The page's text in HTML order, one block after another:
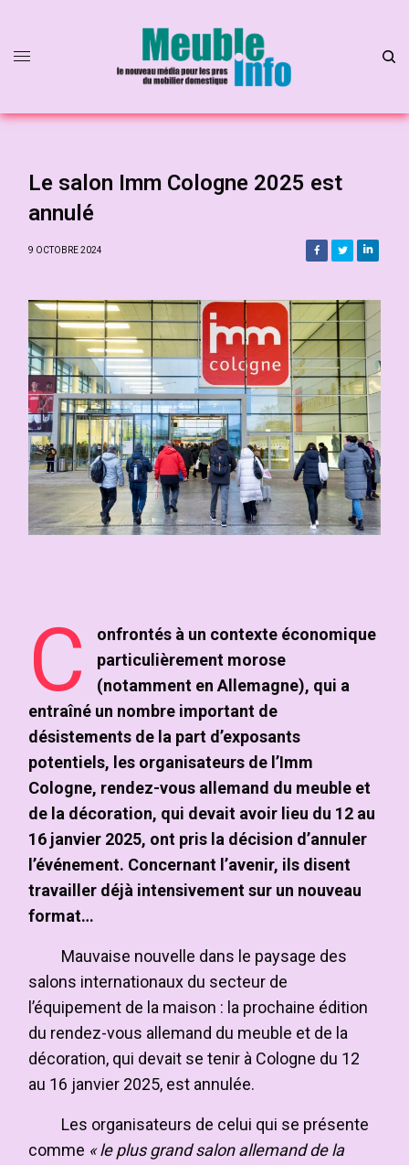
Le salon Imm Cologne 2025 est
annulé
9 OCTOBRE 2024
C
onfrontés à un contexte économique
particulièrement morose
(notamment en Allemagne), qui a
entraîné un nombre important de
désistements de la part d’exposants
potentiels, les organisateurs de l’Imm
Cologne, rendez-vous allemand du meuble et
de la décoration, qui devait avoir lieu du 12 au
16 janvier 2025, ont pris la décision d’annuler
l’événement. Concernant l’avenir, ils disent
travailler déjà intensivement sur un nouveau
format…
Mauvaise nouvelle dans le paysage des
salons internationaux du secteur de
l’équipement de la maison : la prochaine édition
du rendez-vous allemand du meuble et de la
décoration, qui devait se tenir à Cologne du 12
au 16 janvier 2025, est annulée.
Les organisateurs de celui qui se présente
comme « le plus grand salon allemand de la